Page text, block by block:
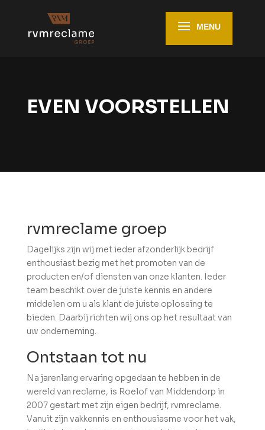
EVEN VOORSTELLEN
rvmreclame groep
Dagelijks zijn wij met ieder afzonderlijk bedrijf
enthousiast bezig met het promoten van de
producten en/of diensten van onze klanten. Ieder
team beschikt over de juiste kennis en andere
middelen om u als klant de juiste oplossing te
bieden. Daarbij richten wij ons op het resultaat van
uw onderneming.
Ontstaan tot nu
Na jarenlang ervaring opgedaan te hebben in de
wereld van reclame, is Roelof van Middendorp in
2007 gestart met zijn eigen bedrijf, rvmreclame.
Vanuit zijn vakkennis en enthousiasme voor het vak,